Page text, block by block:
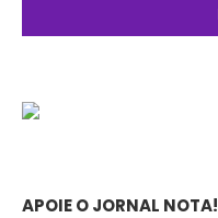
APOIE O JORNAL NOTA!